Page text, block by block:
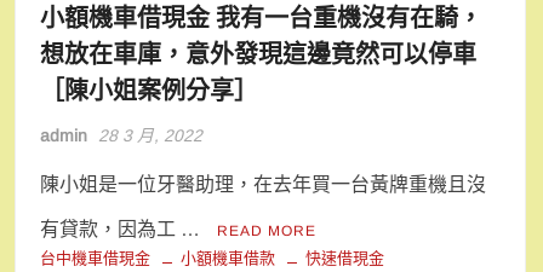
小額機車借現金 我有一台重機沒有在騎，
想放在車庫，意外發現這邊竟然可以停車
［陳小姐案例分享］
admin 28 3 月, 2022
陳小姐是一位牙醫助理，在去年買一台黃牌重機且沒
有貸款，因為工 … READ MORE
台中機車借現金 小額機車借款 快速借現金